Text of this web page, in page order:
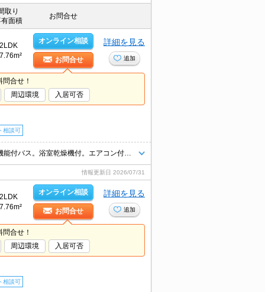
取り
有面積
お問合せ
オンライン相談
お問合せ
詳細を見る
追加
合せ！
周辺環境
入居可否
相談可
情報更新日 2026/07/31
オンライン相談
お問合せ
詳細を見る
追加
合せ！
周辺環境
入居可否
相談可